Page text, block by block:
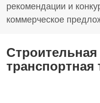
рекомендации и
коммерческое
транспортная